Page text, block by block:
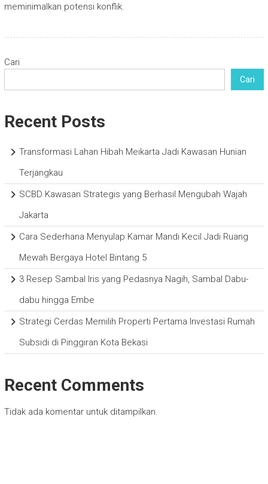
meminimalkan potensi konflik.
Cari
Cari
Recent Posts
Transformasi Lahan Hibah Meikarta Jadi Kawasan Hunian
Terjangkau
SCBD Kawasan Strategis yang Berhasil Mengubah Wajah
Jakarta
Cara Sederhana Menyulap Kamar Mandi Kecil Jadi Ruang
Mewah Bergaya Hotel Bintang 5
3 Resep Sambal Iris yang Pedasnya Nagih, Sambal Dabu-
dabu hingga Embe
Strategi Cerdas Memilih Properti Pertama Investasi Rumah
Subsidi di Pinggiran Kota Bekasi
Recent Comments
Tidak ada komentar untuk ditampilkan.